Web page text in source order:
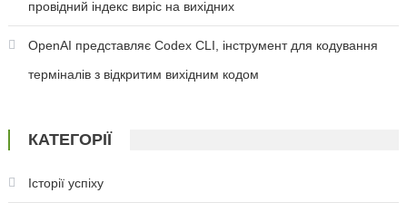
провідний індекс виріс на вихідних
OpenAI представляє Codex CLI, інструмент для кодування
терміналів з відкритим вихідним кодом
КАТЕГОРІЇ
Історії успіху